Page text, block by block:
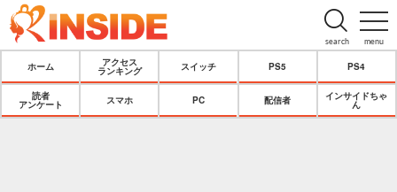
menu
search
ホーム
アクセス
ランキング
スイッチ PS5 PS4
読者
アンケート
スマホ PC 配信者
インサイドちゃ
ん